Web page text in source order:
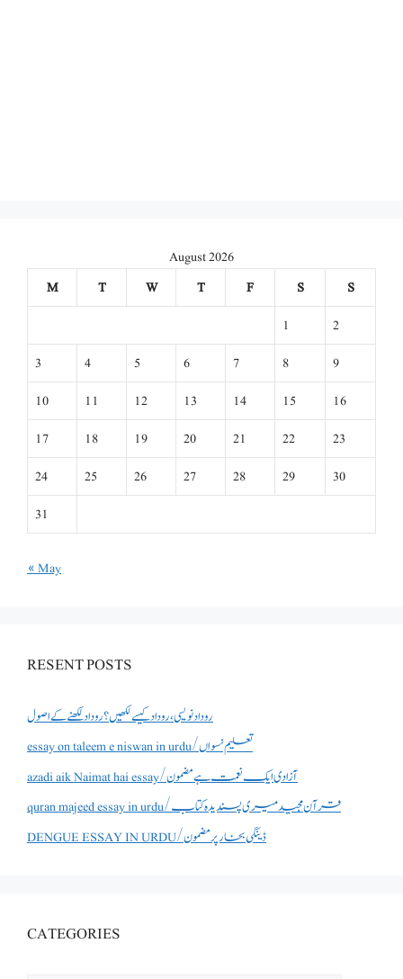
August 2026
M
T W T F S
S
1
2
3
4 5 6 7 8
9
10
11 12 13 14 15
16
17
18 19 20 21 22
23
24
25 26 27 28 29
30
31
« May
RESENT POSTS
روداد نویسی ،روداد کیسے لکھیں؟ روداد لکھنے کے اصول
essay on taleem e niswan in urdu/تعلیم نسواں
azadi aik Naimat hai essay/آزادی ایک نعمت ہے مضمون
quran majeed essay in urdu/قرآن مجید میری پسندیدہ کتاب
DENGUE ESSAY IN URDU/ڈینگی بخار پر مضمون
CATEGORIES